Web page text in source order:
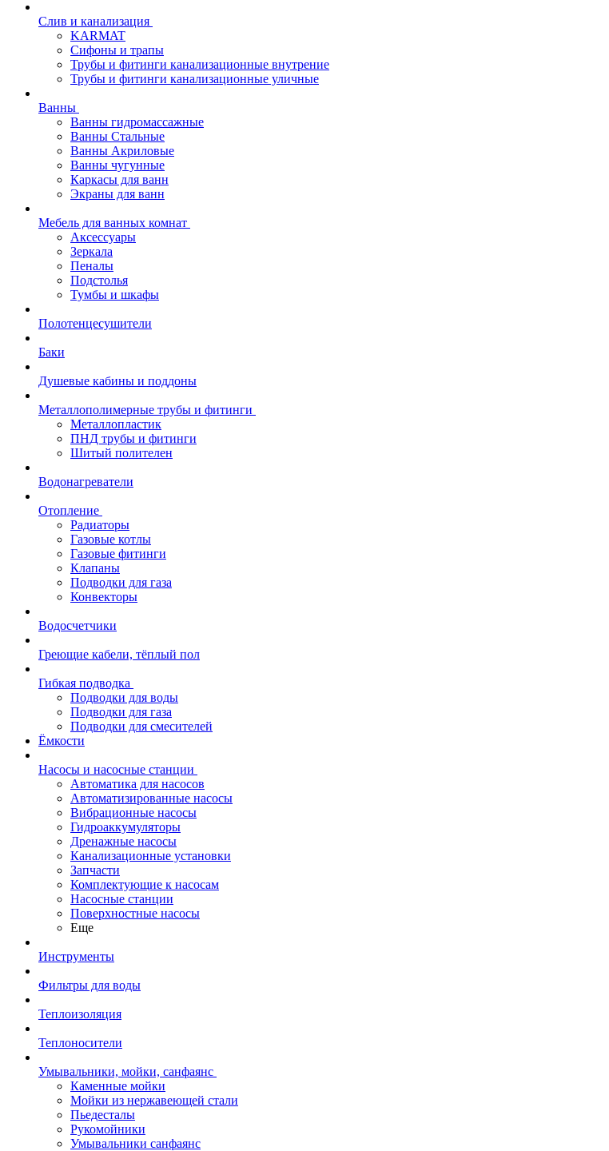
Слив и канализация
KARMAT
Сифоны и трапы
Трубы и фитинги канализационные внутрение
Трубы и фитинги канализационные уличные
Ванны
Ванны гидромассажные
Ванны Стальные
Ванны Акриловые
Ванны чугунные
Каркасы для ванн
Экраны для ванн
Мебель для ванных комнат
Аксессуары
Зеркала
Пеналы
Подстолья
Тумбы и шкафы
Полотенцесушители
Баки
Душевые кабины и поддоны
Металлополимерные трубы и фитинги
Металлопластик
ПНД трубы и фитинги
Шитый полителен
Водонагреватели
Отопление
Радиаторы
Газовые котлы
Газовые фитинги
Клапаны
Подводки для газа
Конвекторы
Водосчетчики
Греющие кабели, тёплый пол
Гибкая подводка
Подводки для воды
Подводки для газа
Подводки для смесителей
Ёмкости
Насосы и насосные станции
Автоматика для насосов
Автоматизированные насосы
Вибрационные насосы
Гидроаккумуляторы
Дренажные насосы
Канализационные установки
Запчасти
Комплектующие к насосам
Насосные станции
Поверхностные насосы
Еще
Инструменты
Фильтры для воды
Теплоизоляция
Теплоносители
Умывальники, мойки, санфаянс
Каменные мойки
Мойки из нержавеющей стали
Пьедесталы
Рукомойники
Умывальники санфаянс